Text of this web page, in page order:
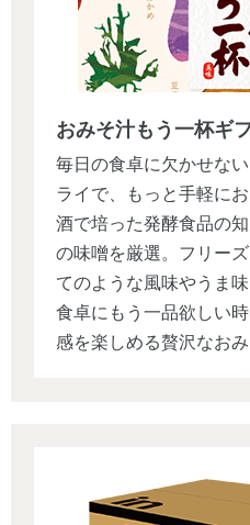
おみそ汁もう一杯ギ
毎日の食卓に欠かせな
ライで、もっと手軽に
酒で培った発酵食品の
の味噌を厳選。フリー
てのような風味やうま
食卓にもう一品欲しい
感を楽しめる贅沢なおみ